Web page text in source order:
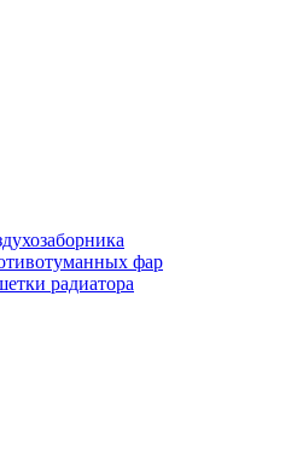
фар
радиатора